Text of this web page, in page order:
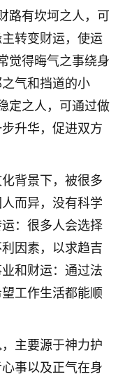
路有坎坷之人，可
转变财运，使运
觉得晦气之事绕身
气和挡道的小
定之人，可通过做
升华，促进双方
背景下，被很多
而异，没有科学
：很多人会选择
因素，以求趋吉
和财运：通过法
工作生活都能顺
主要源于神力护
事以及正气在身
个联系方式的啊？
12
奶奶做超度，她今年
世，刚开始我经常
介绍，找到慧来老
再也没有梦到过
个心安，给亡母
11